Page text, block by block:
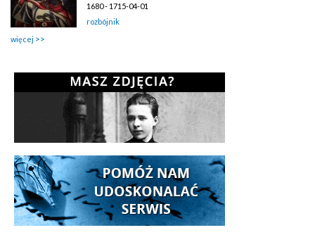
1680 - 1715-04-01
rozbójnik
więcej